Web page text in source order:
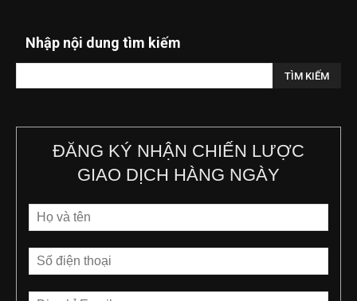
Nhập nội dung tìm kiếm
ĐĂNG KÝ NHẬN CHIẾN LƯỢC
GIAO DỊCH HÀNG NGÀY